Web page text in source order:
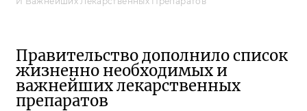
Правительство дополнило список
жизненно необходимых и
важнейших лекарственных
препаратов